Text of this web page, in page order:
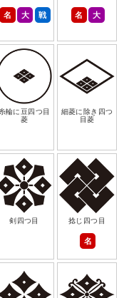
名 大 戦 名 大
糸輪に豆四つ目
菱
細菱に除き四つ
目菱
剣四つ目 捻じ四つ目
名